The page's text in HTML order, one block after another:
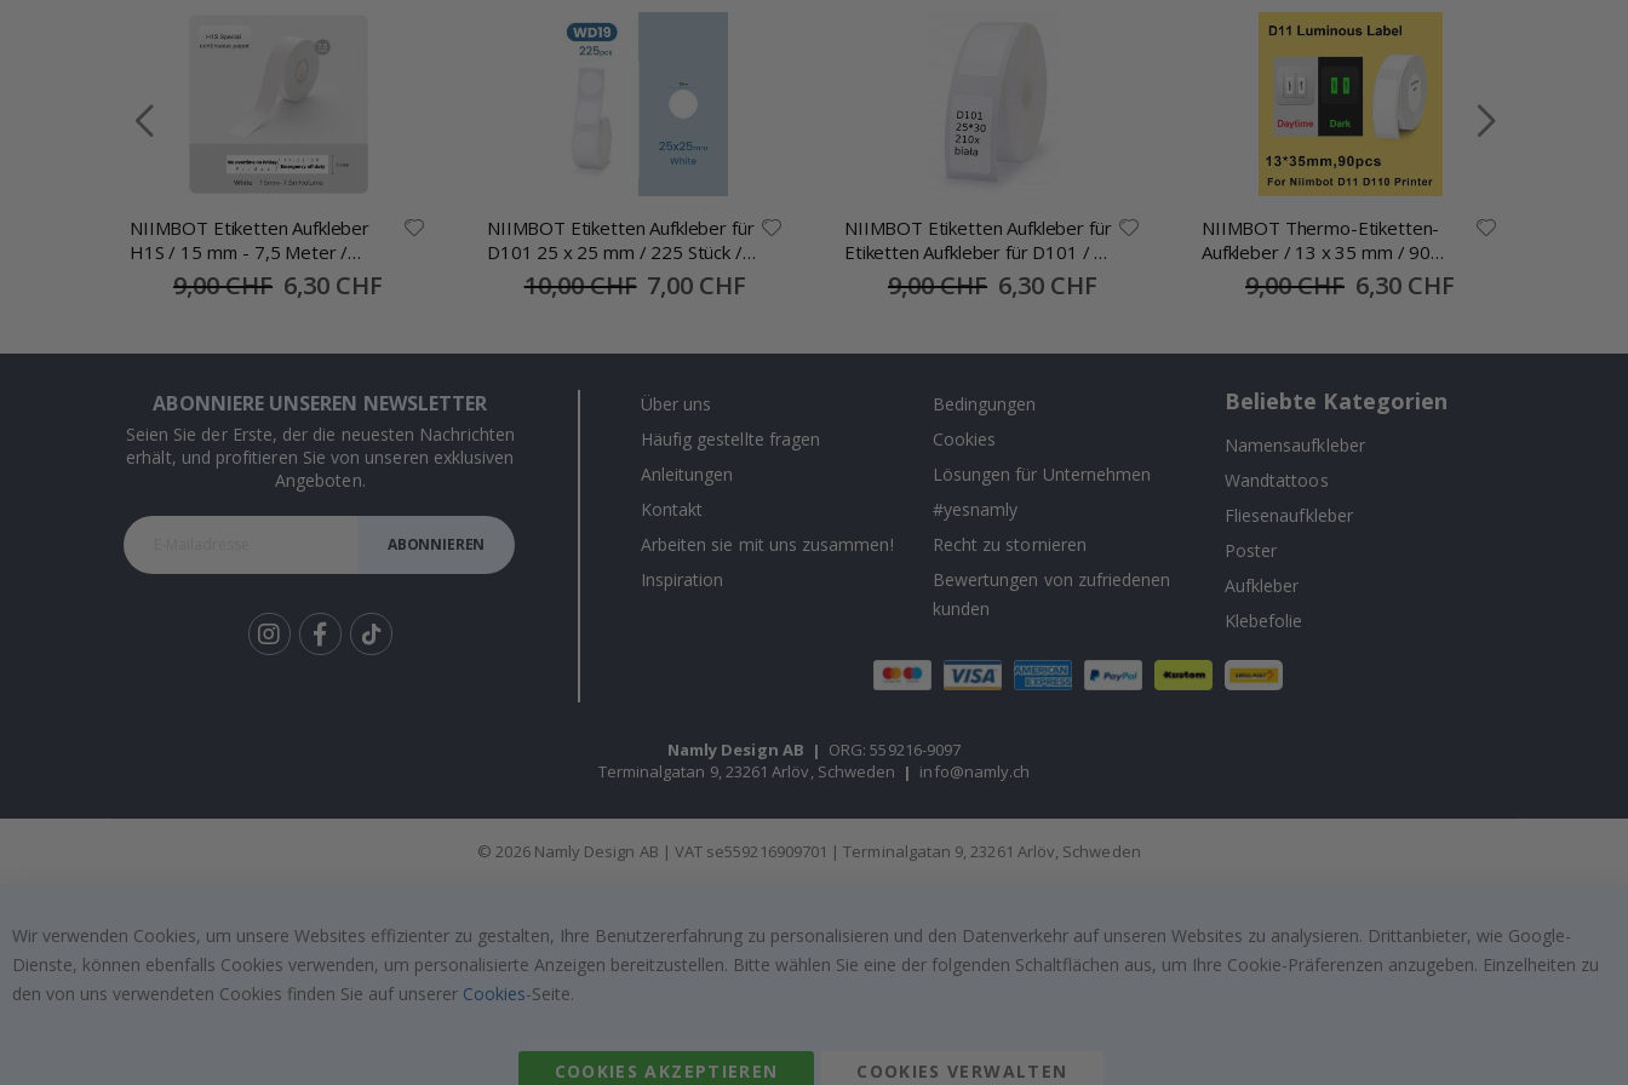
NIIMBOT Etiketten Aufkleber
H1S / 15 mm - 7,5 Meter /
Weiss9,00 CHF Special
Price
6,30 CHF
NIIMBOT Etiketten Aufkleber für
D101 25 x 25 mm / 225 Stück /
Weiß / Rund
10,00 CHF Special
Price
7,00 CHF
NIIMBOT Etiketten Aufkleber für
Etiketten Aufkleber für D101 / 25
x 30mm / 210 Stk
9,00 CHF Special
Price
6,30 CHF
NIIMBOT Thermo-Etiketten-
Aufkleber / 13 x 35 mm / 90
Stück / im Dunkeln leuchten
9,00 CHF Special
Price
6,30 CHF
ABONNIERE UNSEREN NEWSLETTER
Seien Sie der Erste, der die neuesten Nachrichten
erhält, und profitieren Sie von unseren exklusiven
Angeboten.
ABONNIEREN
Über uns
Häufig gestellte fragen
Anleitungen
Kontakt
Arbeiten sie mit uns zusammen!
Inspiration
Bedingungen
Cookies
Lösungen für Unternehmen
#yesnamly
Recht zu stornieren
Bewertungen von zufriedenen
kunden
Beliebte Kategorien
Namensaufkleber
Wandtattoos
Fliesenaufkleber
Poster
Aufkleber
Klebefolie
Namly Design AB | ORG: 559216-9097
Terminalgatan 9, 23261 Arlöv, Schweden | info@namly.ch
© 2026 Namly Design AB | VAT se559216909701 | Terminalgatan 9, 23261 Arlöv, Schweden
Wir verwenden Cookies, um unsere Websites effizienter zu gestalten, Ihre Benutzererfahrung zu personalisieren und den Datenverkehr auf unseren Websites zu analysieren. Drittanbieter, wie Google-
Dienste, können ebenfalls Cookies verwenden, um personalisierte Anzeigen bereitzustellen. Bitte wählen Sie eine der folgenden Schaltflächen aus, um Ihre Cookie-Präferenzen anzugeben. Einzelheiten zu
den von uns verwendeten Cookies finden Sie auf unserer Cookies-Seite.
COOKIES AKZEPTIEREN COOKIES VERWALTEN